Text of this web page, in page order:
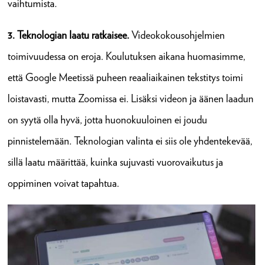
vaihtumista.
3. Teknologian laatu ratkaisee.Videokokousohjelmien
toimivuudessa on eroja. Koulutuksen aikana huomasimme,
että Google Meetissä puheen reaaliaikainen tekstitys toimi
loistavasti, mutta Zoomissa ei. Lisäksi videon ja äänen laadun
on syytä olla hyvä, jotta huonokuuloinen ei joudu
pinnistelemään. Teknologian valinta ei siis ole yhdentekevää,
sillä laatu määrittää, kuinka sujuvasti vuorovaikutus ja
oppiminen voivat tapahtua.